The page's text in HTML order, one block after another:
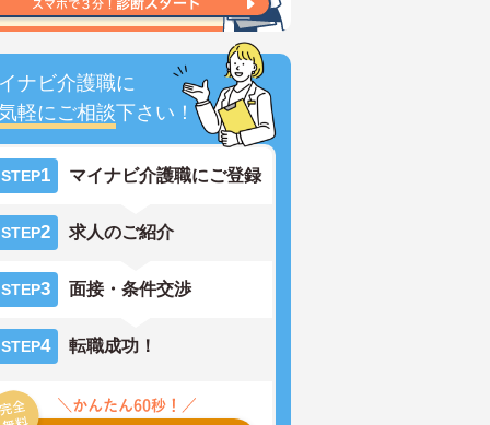
ナビ介護職に
軽にご相談下さい！
STEP1 マイナビ介護職にご登録
STEP2 求人のご紹介
STEP3 面接・条件交渉
STEP4 転職成功！